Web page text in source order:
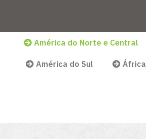
América do Norte e Central
América do Sul África